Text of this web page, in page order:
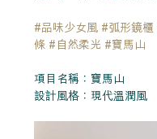
#品味少女風 #弧形鏡櫃
條 #自然柔光 #寶馬山
項目名稱：寶馬山
設計風格：現代溫潤風